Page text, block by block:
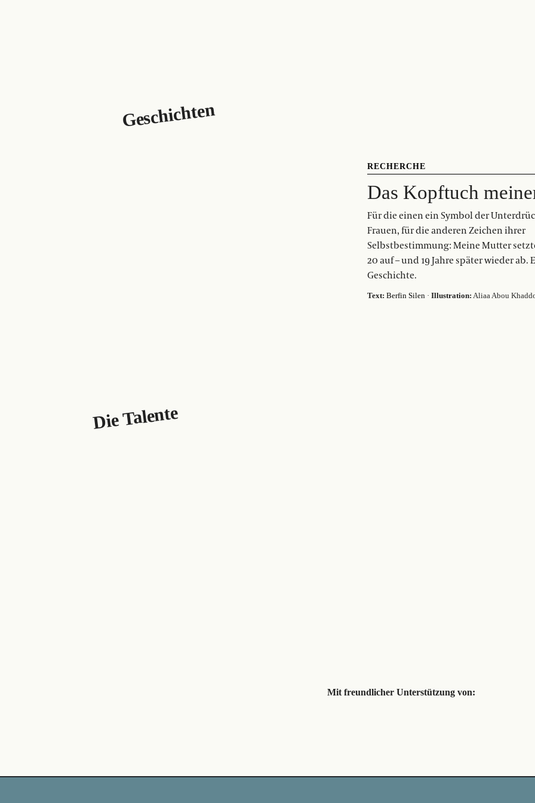
Geschichten
RECHERCHE
Das Kopftuch
Für die einen ein Symbol der
Frauen, für die anderen Zeichen ihrer
Selbstbestimmung: Meine Mutter
20 auf – und 19 Jahre später wieder ab.
Geschichte.
Text: Berfin Silen · Illustration: Aliaa Abou
Die Talente
Mit freundlicher Unterstützung von: